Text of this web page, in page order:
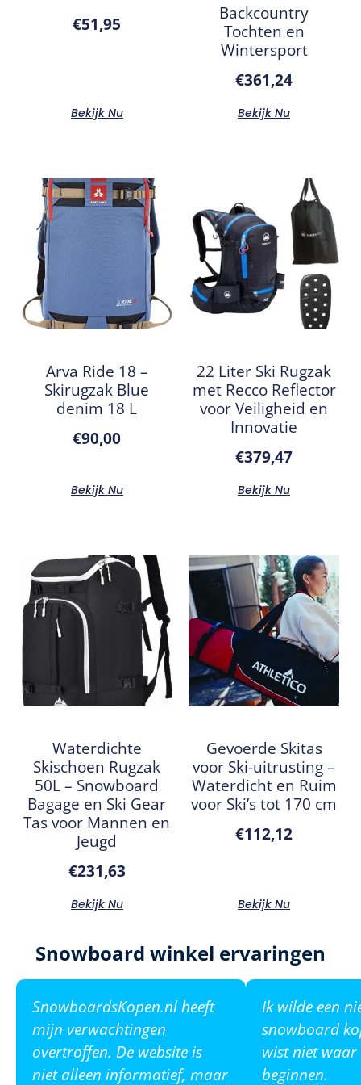
€51,95
Bekijk Nu
Backcountry
Tochten en
Wintersport
€361,24
Bekijk Nu
Arva Ride 18 –
Skirugzak Blue
denim 18 L
€90,00
Bekijk Nu
22 Liter Ski Rugzak
met Recco Reflector
voor Veiligheid en
Innovatie
€379,47
Bekijk Nu
Waterdichte
Skischoen Rugzak
50L – Snowboard
Bagage en Ski Gear
Tas voor Mannen en
Jeugd
€231,63
Bekijk Nu
Gevoerde Skitas
voor Ski-uitrusting –
Waterdicht en Ruim
voor Ski’s tot 170 cm
€112,12
Bekijk Nu
Snowboard winkel ervaringen
SnowboardsKopen.nl heeft
mijn verwachtingen
overtroffen. De website is
niet alleen informatief, maar
Ik wilde een
snowboard
wist niet waar
beginnen.